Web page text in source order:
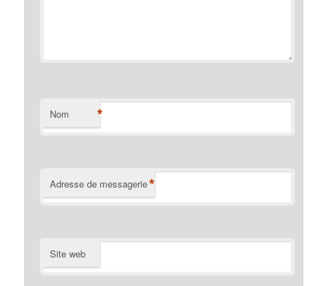
Nom *
Adresse de messagerie*
Site web